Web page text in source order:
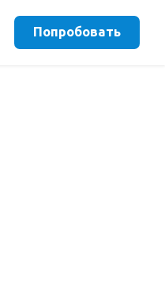
Попробовать